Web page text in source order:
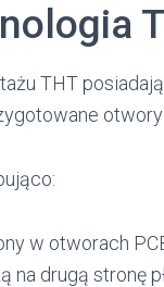
THT
otwory
w otworach
na drugą stronę